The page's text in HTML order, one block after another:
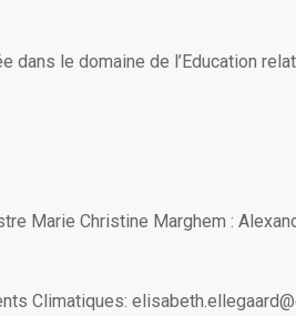
le domaine de l’Education
Marie Christine Marghem :
Climatiques: